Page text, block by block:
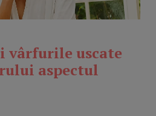
vârfurile uscate
aspectul